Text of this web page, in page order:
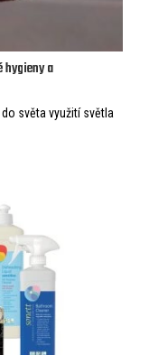
hygieny a
světa využití světla